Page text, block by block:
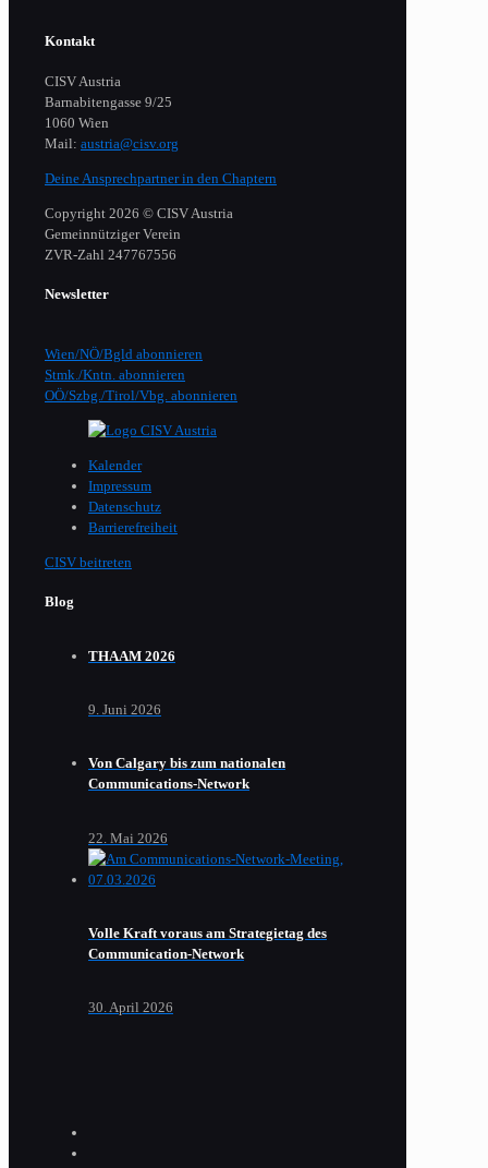
Kontakt
CISV Austria
Barnabitengasse 9/25
1060 Wien
Mail: austria@cisv.org
Deine Ansprechpartner in den Chaptern
Copyright 2026 © CISV Austria
Gemeinnütziger Verein
​ZVR-Zahl 247767556
Newsletter
Wien/NÖ/Bgld abonnieren
Stmk./Kntn. abonnieren
OÖ/Szbg./Tirol/Vbg. abonnieren
Kalender
Impressum
Datenschutz
Barrierefreiheit
CISV beitreten
Blog
THAAM 2026
9. Juni 2026
Von Calgary bis zum nationalen
Communications-Network
22. Mai 2026
Volle Kraft voraus am Strategietag des
Communication-Network
30. April 2026